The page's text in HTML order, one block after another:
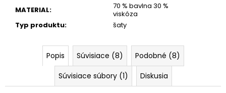
MATERIAL:
70 % bavlna 30 %
viskóza
Typ produktu: šaty
Popis Súvisiace (8)
Podobné (8)
Súvisiace súbory (1)
Diskusia